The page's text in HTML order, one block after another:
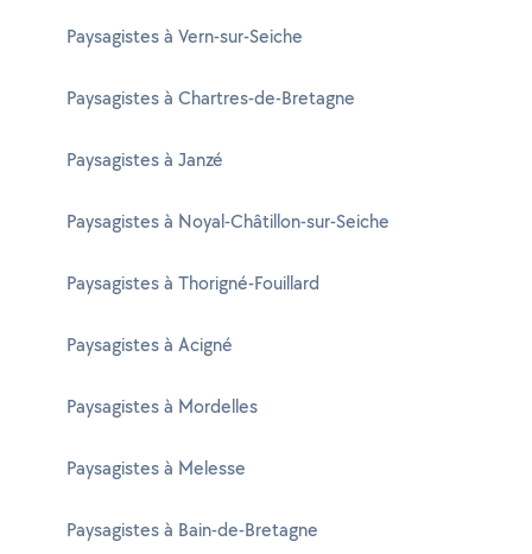
Paysagistes à Vern-sur-Seiche
Paysagistes à Chartres-de-Bretagne
Paysagistes à Janzé
Paysagistes à Noyal-Châtillon-sur-Seiche
Paysagistes à Thorigné-Fouillard
Paysagistes à Acigné
Paysagistes à Mordelles
Paysagistes à Melesse
Paysagistes à Bain-de-Bretagne